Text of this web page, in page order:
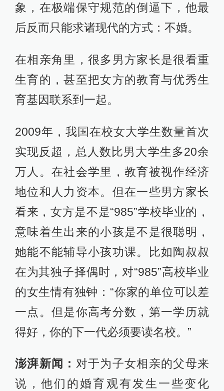
象，在极端保守规范的倒逼下，他最
后反而只能求诸现代的方式：不婚。
在相亲角里，很多男方家长是很看重
生育的，甚至把女方的教育与优秀生
育基因联系到一起。
2009年，我国在校女大学生数量首次
实现反超，总人数比男大学生多20余
万人。在社会学里，教育被视作经济
地位和人力资本。但在一些男方家长
看来，女方是不是“985”学校毕业的，
意味着生出来的小孩是不是很聪明，
她能不能辅导小孩功课。比如陶叔叔
在为其独子择偶时，对“985”高校毕业
的女生情有独钟：“你家的单位可以差
一点。但是你高考分数，第一学历就
得好，你的下一代必须要读名校。”
澎湃新闻： 对于为子女相亲的父母来
说，他们的婚育观有发生一些变化